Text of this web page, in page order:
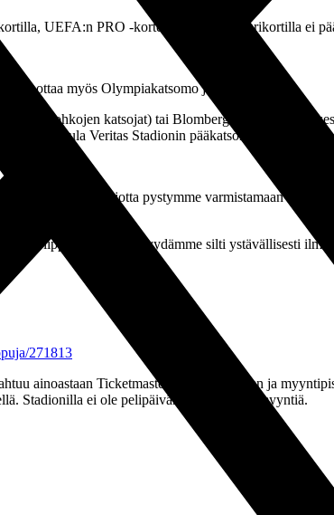
UEFA:n PRO -korteilla tai erotuomarikortilla ei
ottaa myös Olympiakatsomo ja päätykatsomo.
ja C-lohkojen katsojat) tai Blomberginaukion
(hissiaula Veritas Stadionin pääkatsomon kulmassa).
jotta pystymme varmistamaan
lippua ei tarvita. Pyydämme silti ystävällisesti
271813
ainoastaan Ticketmasterin verkkosivujen ja
Stadionilla ei ole pelipäivänä yleistä lipunmyyntiä.